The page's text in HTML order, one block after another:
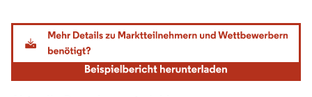
Bild © Mordor Intelligence. Wiederverwendung erfordert Namensnennung gemäß